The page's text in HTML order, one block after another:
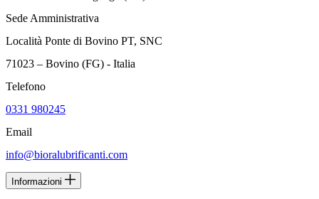
Sede Amministrativa
Località Ponte di Bovino PT, SNC
71023 – Bovino (FG) - Italia
Telefono
0331 980245
Email
info@bioralubrificanti.com
Informazioni